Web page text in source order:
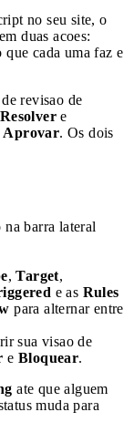
no seu site, o
duas acoes:
cada uma faz e
revisao de
Resolver e
Aprovar. Os dois
barra lateral
,Target,
e as Rules
para alternar entre
sua visao de
eBloquear.
ate que alguem
muda para